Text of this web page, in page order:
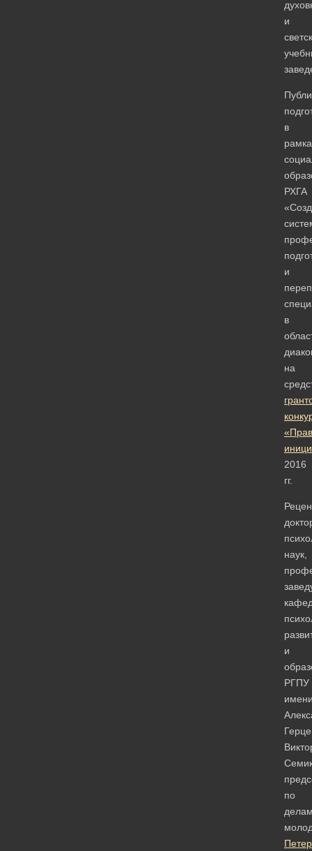
и
в
РХГА
и
в
на
2016
гг.
наук,
и
РГПУ
по